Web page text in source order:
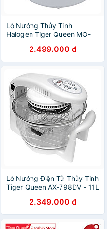
Lò Nướng Thủy Tinh
Halogen Tiger Queen MO-
2.499.000 đ
Lò Nướng Điện Tử Thủy Tinh
Tiger Queen AX-798DV - 11L
2.349.000 đ